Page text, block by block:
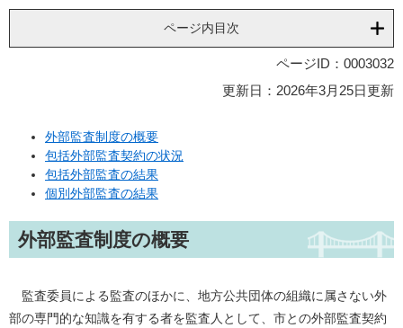
ページ内目次
ページID：0003032
更新日：2026年3月25日更新
外部監査制度の概要
包括外部監査契約の状況
包括外部監査の結果
個別外部監査の結果
外部監査制度の概要
監査委員による監査のほかに、地方公共団体の組織に属さない外
部の専門的な知識を有する者を監査人として、市との外部監査契約